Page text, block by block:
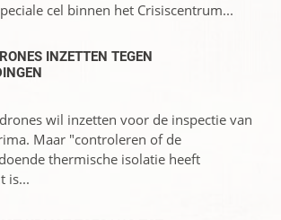
cel binnen het Crisiscentrum...
INZETTEN TEGEN
wil inzetten voor de inspectie van
Maar "controleren of de
thermische isolatie heeft
is...